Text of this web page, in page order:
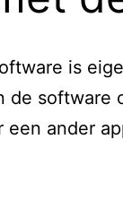
is
de software
ander